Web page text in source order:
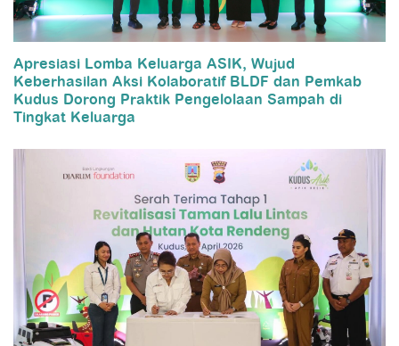
Apresiasi Lomba Keluarga ASIK, Wujud
Keberhasilan Aksi Kolaboratif BLDF dan Pemkab
Kudus Dorong Praktik Pengelolaan Sampah di
Tingkat Keluarga